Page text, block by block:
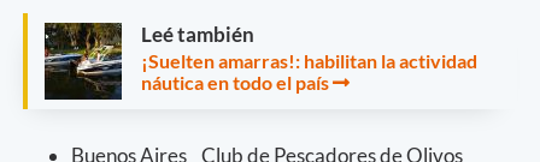
Leé también
¡Suelten amarras!: habilitan la actividad
náutica en todo el país
Buenos Aires Club de Pescadores de Olivos